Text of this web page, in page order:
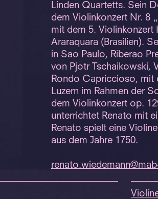
Linden Quartetts. Sein
dem Violinkonzert Nr. 8
mit dem 5. Violinkonzert
Araraquara (Brasilien).
in Sao Paulo, Riberao
von Pjotr Tschaikowski,
Rondo Capriccioso, mit
Luzern im Rahmen der
dem Violinkonzert op.
unterrichtet Renato mit
Renato spielt eine
aus dem Jahre 1750.
renato.